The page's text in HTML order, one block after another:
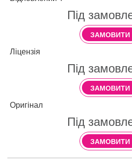
Під
ЗАМОВИТИ
Ліцензія
Під
ЗАМОВИТИ
Оригінал
Під
ЗАМОВИТИ